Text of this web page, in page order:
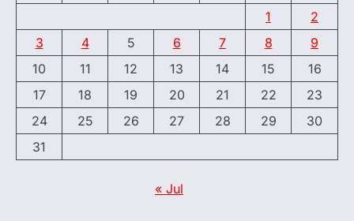
1
2
3
4 5 6 7 8
9
10
11 12 13 14 15
16
17
18 19 20 21 22
23
24
25 26 27 28 29
30
31
« Jul